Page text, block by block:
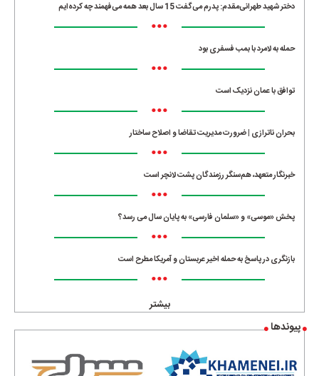
دختر شهید طهرانی‌مقدم: پدرم می‌گفت 15 سال بعد همه می‌فهمند چه کرده‌ایم
•••
حمله به لامرد با بمب فسفری بود
•••
توافق با عمان نزدیک است
•••
بحران ناترازی | ضرورت مدیریت تقاضا و اصلاح ساختار
•••
خبرنگار متعهد، هم‌سنگر رزمندگان پشت لانچر است
•••
پخش «موسی» و «سلمان فارسی» به پایان سال می رسد؟
•••
بازنگری در پاسخ به حمله اخیر عربستان و آمریکا مطرح است
•••
بیشتر
پیوندها